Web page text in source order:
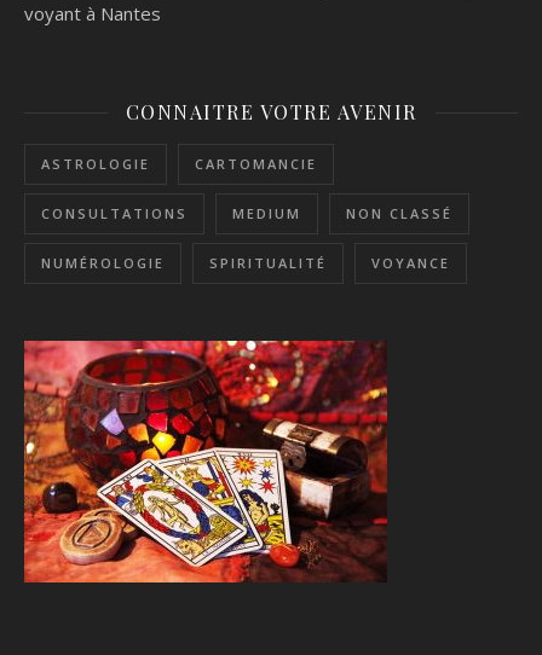
voyant à Nantes
CONNAITRE VOTRE AVENIR
ASTROLOGIE CARTOMANCIE
CONSULTATIONS MEDIUM NON CLASSÉ
NUMÉROLOGIE SPIRITUALITÉ VOYANCE